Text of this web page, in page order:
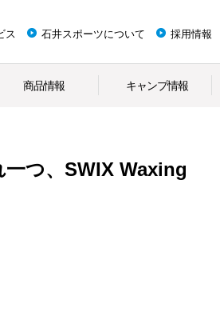
ス 石井スポーツについて 採用情報
商品情報 キャンプ情報
つ、SWIX Waxing